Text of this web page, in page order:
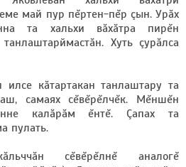
май пур пĕртен-пĕр çын. Урăх
та хальхи вăхăтра пирĕн
танлаштарймастăн. Хуть çурăлса
илсе кăтартакан танлаштару та
самаях сĕвĕрĕлчĕк. Мĕншĕн
калăрăм ĕнтĕ. Çапах та
пулать.
сĕвĕрĕлнĕ аналогĕ